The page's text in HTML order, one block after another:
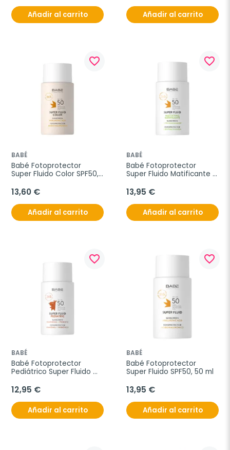
Añadir al carrito Añadir al carrito
favorite_border
BABÉ
Babé Fotoprotector
Super Fluido Color SPF50,
13,60 €
Añadir al carrito
favorite_border
BABÉ
Babé Fotoprotector
Super Fluido Matificante
13,95 €
Añadir al carrito
favorite_border
BABÉ
Babé Fotoprotector
Pediátrico Super Fluido
12,95 €
Añadir al carrito
favorite_border
BABÉ
Babé Fotoprotector
Super Fluido SPF50, 50 ml
13,95 €
Añadir al carrito